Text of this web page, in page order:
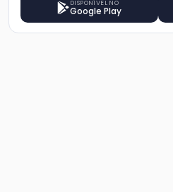
DISPONÍVEL NO
Google Play